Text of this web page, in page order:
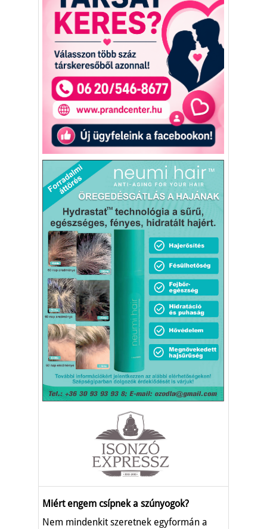
Miért engem csípnek a szúnyogok?
Nem mindenkit szeretnek egyformán a